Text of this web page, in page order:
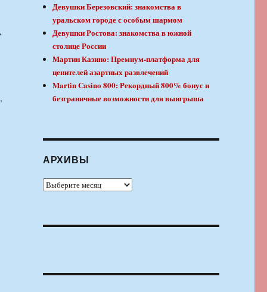
Девушки Березовский: знакомства в
уральском городе с особым шармом
Девушки Ростова: знакомства в южной
столице России
Мартин Казино: Премиум-платформа для
ценителей азартных развлечений
Martin Casino 800: Рекордный 800% бонус и
безграничные возможности для выигрыша
АРХИВЫ
Архивы